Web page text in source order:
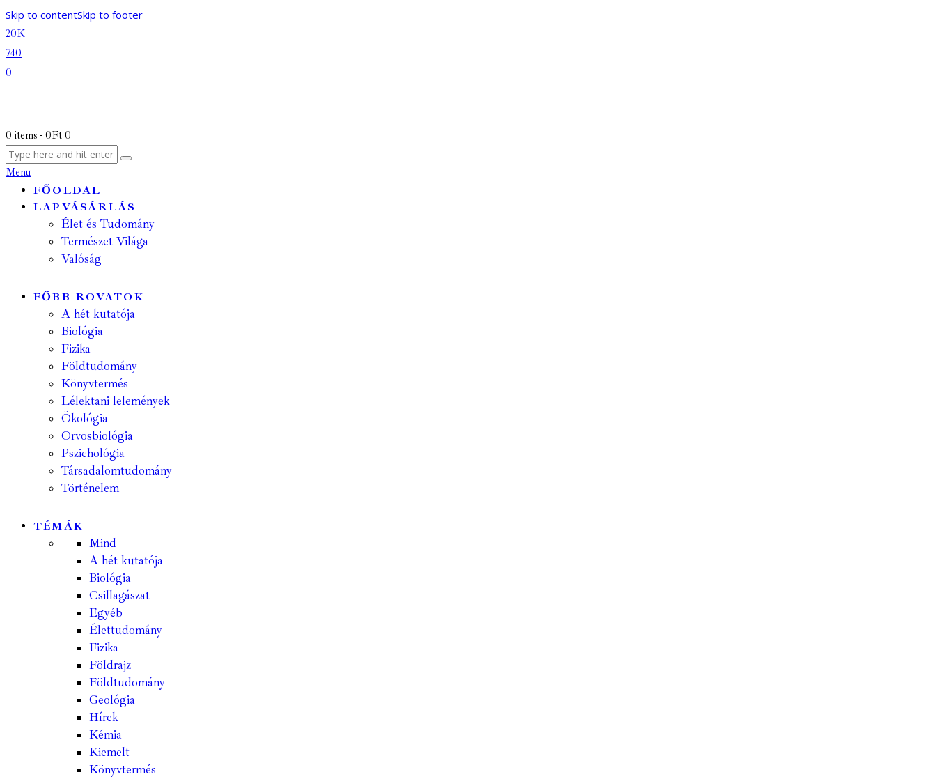
Skip to contentSkip to footer
20K
740
0
0 items - 0Ft 0
Menu
FŐOLDAL
LAPVÁSÁRLÁS
Élet és Tudomány
Természet Világa
Valóság
FŐBB ROVATOK
A hét kutatója
Biológia
Fizika
Földtudomány
Könyvtermés
Lélektani lelemények
Ökológia
Orvosbiológia
Pszichológia
Társadalomtudomány
Történelem
TÉMÁK
Mind
A hét kutatója
Biológia
Csillagászat
Egyéb
Élettudomány
Fizika
Földrajz
Földtudomány
Geológia
Hírek
Kémia
Kiemelt
Könyvtermés